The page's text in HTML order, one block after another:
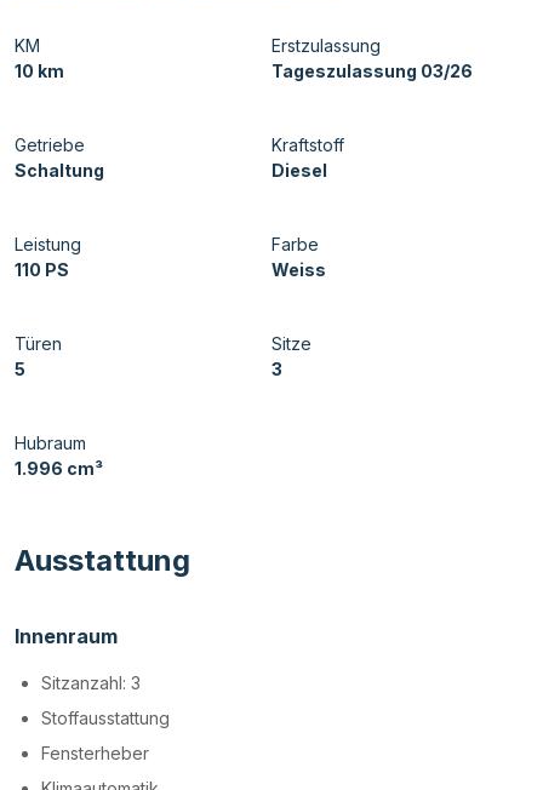
KM
10 km
Erstzulassung
Tageszulassung 03/26
Getriebe
Schaltung
Kraftstoff
Diesel
Leistung
110 PS
Farbe
Weiss
Türen
5
Sitze
3
Hubraum
1.996 cm³
Ausstattung
Innenraum
Sitzanzahl: 3
Stoffausstattung
Fensterheber